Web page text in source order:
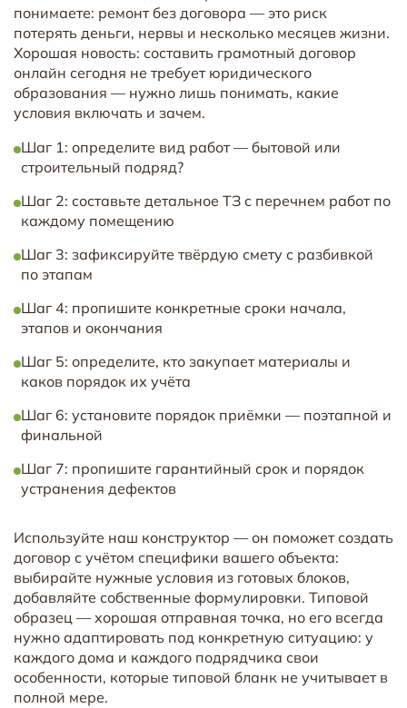
понимаете: ремонт без договора — это риск
потерять деньги, нервы и несколько месяцев жизни.
Хорошая новость: составить грамотный договор
онлайн сегодня не требует юридического
образования — нужно лишь понимать, какие
условия включать и зачем.
Шаг 1: определите вид работ — бытовой или
строительный подряд?
Шаг 2: составьте детальное ТЗ с перечнем работ по
каждому помещению
Шаг 3: зафиксируйте твёрдую смету с разбивкой
по этапам
Шаг 4: пропишите конкретные сроки начала,
этапов и окончания
Шаг 5: определите, кто закупает материалы и
каков порядок их учёта
Шаг 6: установите порядок приёмки — поэтапной и
финальной
Шаг 7: пропишите гарантийный срок и порядок
устранения дефектов
Используйте наш конструктор — он поможет создать
договор с учётом специфики вашего объекта:
выбирайте нужные условия из готовых блоков,
добавляйте собственные формулировки. Типовой
образец — хорошая отправная точка, но его всегда
нужно адаптировать под конкретную ситуацию: у
каждого дома и каждого подрядчика свои
особенности, которые типовой бланк не учитывает в
полной мере.